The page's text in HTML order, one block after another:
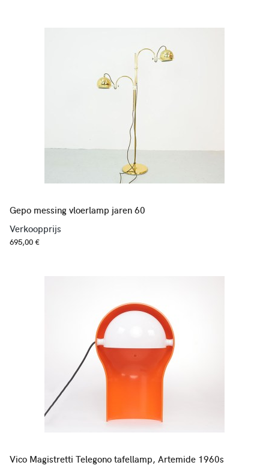
Gepo messing vloerlamp jaren 60
Verkoopprijs
695,00 €
Vico Magistretti Telegono tafellamp, Artemide 1960s